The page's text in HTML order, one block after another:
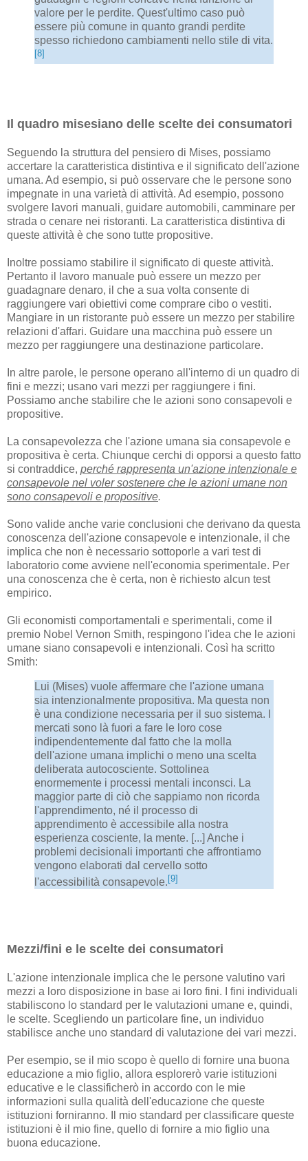
valore per le perdite. Quest'ultimo caso può
essere più comune in quanto grandi perdite
spesso richiedono cambiamenti nello stile di vita.
[8]
Il quadro misesiano delle scelte dei consumatori
Seguendo la struttura del pensiero di Mises, possiamo
accertare la caratteristica distintiva e il significato dell'azione
umana. Ad esempio, si può osservare che le persone sono
impegnate in una varietà di attività. Ad esempio, possono
svolgere lavori manuali, guidare automobili, camminare per
strada o cenare nei ristoranti. La caratteristica distintiva di
queste attività è che sono tutte propositive.
Inoltre possiamo stabilire il significato di queste attività.
Pertanto il lavoro manuale può essere un mezzo per
guadagnare denaro, il che a sua volta consente di
raggiungere vari obiettivi come comprare cibo o vestiti.
Mangiare in un ristorante può essere un mezzo per stabilire
relazioni d'affari. Guidare una macchina può essere un
mezzo per raggiungere una destinazione particolare.
In altre parole, le persone operano all'interno di un quadro di
fini e mezzi; usano vari mezzi per raggiungere i fini.
Possiamo anche stabilire che le azioni sono consapevoli e
propositive.
La consapevolezza che l'azione umana sia consapevole e
propositiva è certa. Chiunque cerchi di opporsi a questo fatto
si contraddice, perché rappresenta un'azione intenzionale e
consapevole nel voler sostenere che le azioni umane non
sono consapevoli e propositive.
Sono valide anche varie conclusioni che derivano da questa
conoscenza dell'azione consapevole e intenzionale, il che
implica che non è necessario sottoporle a vari test di
laboratorio come avviene nell'economia sperimentale. Per
una conoscenza che è certa, non è richiesto alcun test
empirico.
Gli economisti comportamentali e sperimentali, come il
premio Nobel Vernon Smith, respingono l'idea che le azioni
umane siano consapevoli e intenzionali. Così ha scritto
Smith:
Lui (Mises) vuole affermare che l'azione umana
sia intenzionalmente propositiva. Ma questa non
è una condizione necessaria per il suo sistema. I
mercati sono là fuori a fare le loro cose
indipendentemente dal fatto che la molla
dell'azione umana implichi o meno una scelta
deliberata autocosciente. Sottolinea
enormemente i processi mentali inconsci. La
maggior parte di ciò che sappiamo non ricorda
l'apprendimento, né il processo di
apprendimento è accessibile alla nostra
esperienza cosciente, la mente. [...] Anche i
problemi decisionali importanti che affrontiamo
vengono elaborati dal cervello sotto
l'accessibilità consapevole.[9]
Mezzi/fini e le scelte dei consumatori
L'azione intenzionale implica che le persone valutino vari
mezzi a loro disposizione in base ai loro fini. I fini individuali
stabiliscono lo standard per le valutazioni umane e, quindi,
le scelte. Scegliendo un particolare fine, un individuo
stabilisce anche uno standard di valutazione dei vari mezzi.
Per esempio, se il mio scopo è quello di fornire una buona
educazione a mio figlio, allora esplorerò varie istituzioni
educative e le classificherò in accordo con le mie
informazioni sulla qualità dell'educazione che queste
istituzioni forniranno. Il mio standard per classificare queste
istituzioni è il mio fine, quello di fornire a mio figlio una
buona educazione.